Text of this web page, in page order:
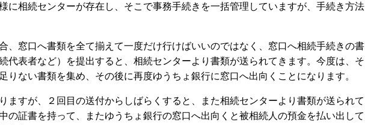
に相続センターが存在し、そこで事務手続きを一括管理していますが、手続き方法
、窓口へ書類を全て揃えて一度だけ行けばいいのではなく、窓口へ相続手続きの書
代表者など）を提出すると、相続センターより書類が送られてきます。今度は、そ
りない書類を集め、その後に再度ゆうちょ銀行に窓口へ出向くことになります。
ますが、２回目の送付からしばらくすると、また相続センターより書類が送られて
の証書を持って、またゆうちょ銀行の窓口へ出向くと被相続人の預金を払い出して